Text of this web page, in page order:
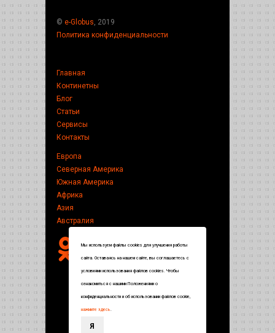
© e-Globus , 2019
Политика конфиденциальности
Главная
Континетны
Блог
Статьи
Сервисы
Контакты
Европа
Северная Америка
Южная Америка
Африка
Азия
Австралия
Мы используем файлы cookies для улучшения работы
сайта. Оставаясь на нашем сайте, вы соглашаетесь с
условиями использования файлов cookies. Чтобы
ознакомиться с нашими Положениями о
конфиденциальности и об использовании файлов cookie,
нажмите здесь.
Я